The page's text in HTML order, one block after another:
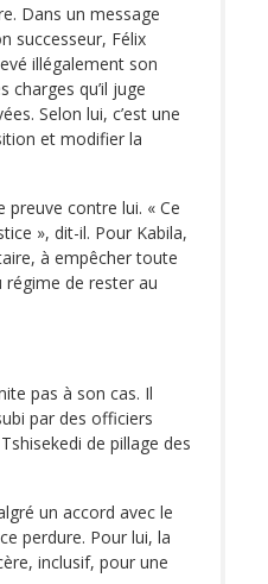
Dans un message
successeur, Félix
illégalement son
charges qu’il juge
Selon lui, c’est une
et modifier la
preuve contre lui. « Ce
», dit-il. Pour Kabila,
à empêcher toute
de rester au
pas à son cas. Il
par des officiers
de pillage des
un accord avec le
perdure. Pour lui, la
inclusif, pour une